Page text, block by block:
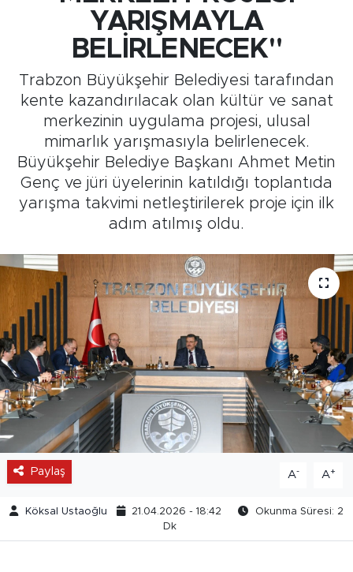
YARIŞMAYLA
BELİRLENECEK"
Trabzon Büyükşehir Belediyesi tarafından
kente kazandırılacak olan kültür ve sanat
merkezinin uygulama projesi, ulusal
mimarlık yarışmasıyla belirlenecek.
Büyükşehir Belediye Başkanı Ahmet Metin
Genç ve jüri üyelerinin katıldığı toplantıda
yarışma takvimi netleştirilerek proje için ilk
adım atılmış oldu.
Paylaş A- A+
Köksal Ustaoğlu 21.04.2026 - 18:42
Okunma Süresi: 2
Dk
Siyaset
Teknoloji
GURBETTEN SILAYA
Foto Galeri
Köşe Yazarları
Manşet
Ulusal Son Dakika Haberleri